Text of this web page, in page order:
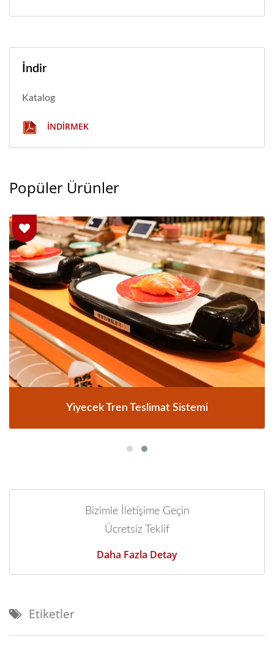
İndir
Katalog
İNDIRMEK
Popüler Ürünler
Yiyecek Tren Teslimat Sistemi
Bizimle İletişime Geçin
Ücretsiz Teklif
Daha Fazla Detay
Etiketler